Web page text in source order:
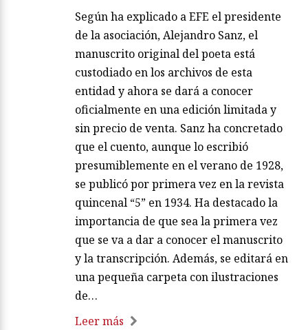
Según ha explicado a EFE el presidente
de la asociación, Alejandro Sanz, el
manuscrito original del poeta está
custodiado en los archivos de esta
entidad y ahora se dará a conocer
oficialmente en una edición limitada y
sin precio de venta. Sanz ha concretado
que el cuento, aunque lo escribió
presumiblemente en el verano de 1928,
se publicó por primera vez en la revista
quincenal “5” en 1934. Ha destacado la
importancia de que sea la primera vez
que se va a dar a conocer el manuscrito
y la transcripción. Además, se editará en
una pequeña carpeta con ilustraciones
de…
Leer más